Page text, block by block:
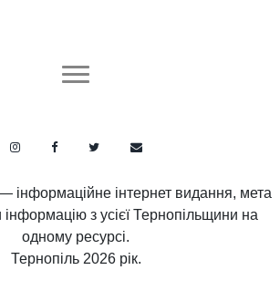
інформаційне інтернет видання, мета
інформацію з усієї Тернопільщини на
одному ресурсі.
Тернопіль 2026 рік.